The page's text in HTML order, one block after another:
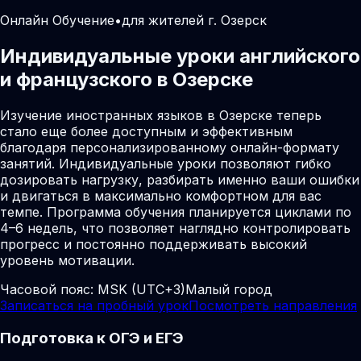
Онлайн Обучение•для жителей г. Озерск
Индивидуальные уроки английского
и французского в Озерске
Изучение иностранных языков в Озерске теперь
стало еще более доступным и эффективным
благодаря персонализированному онлайн-формату
занятий. Индивидуальные уроки позволяют гибко
дозировать нагрузку, разбирать именно ваши ошибки
и двигаться в максимально комфортном для вас
темпе. Программа обучения планируется циклами по
4–6 недель, что позволяет наглядно контролировать
прогресс и постоянно поддерживать высокий
уровень мотивации.
Часовой пояс: MSK (UTC+3)Малый город
Записаться на пробный урокПосмотреть направления
Подготовка к ОГЭ и ЕГЭ